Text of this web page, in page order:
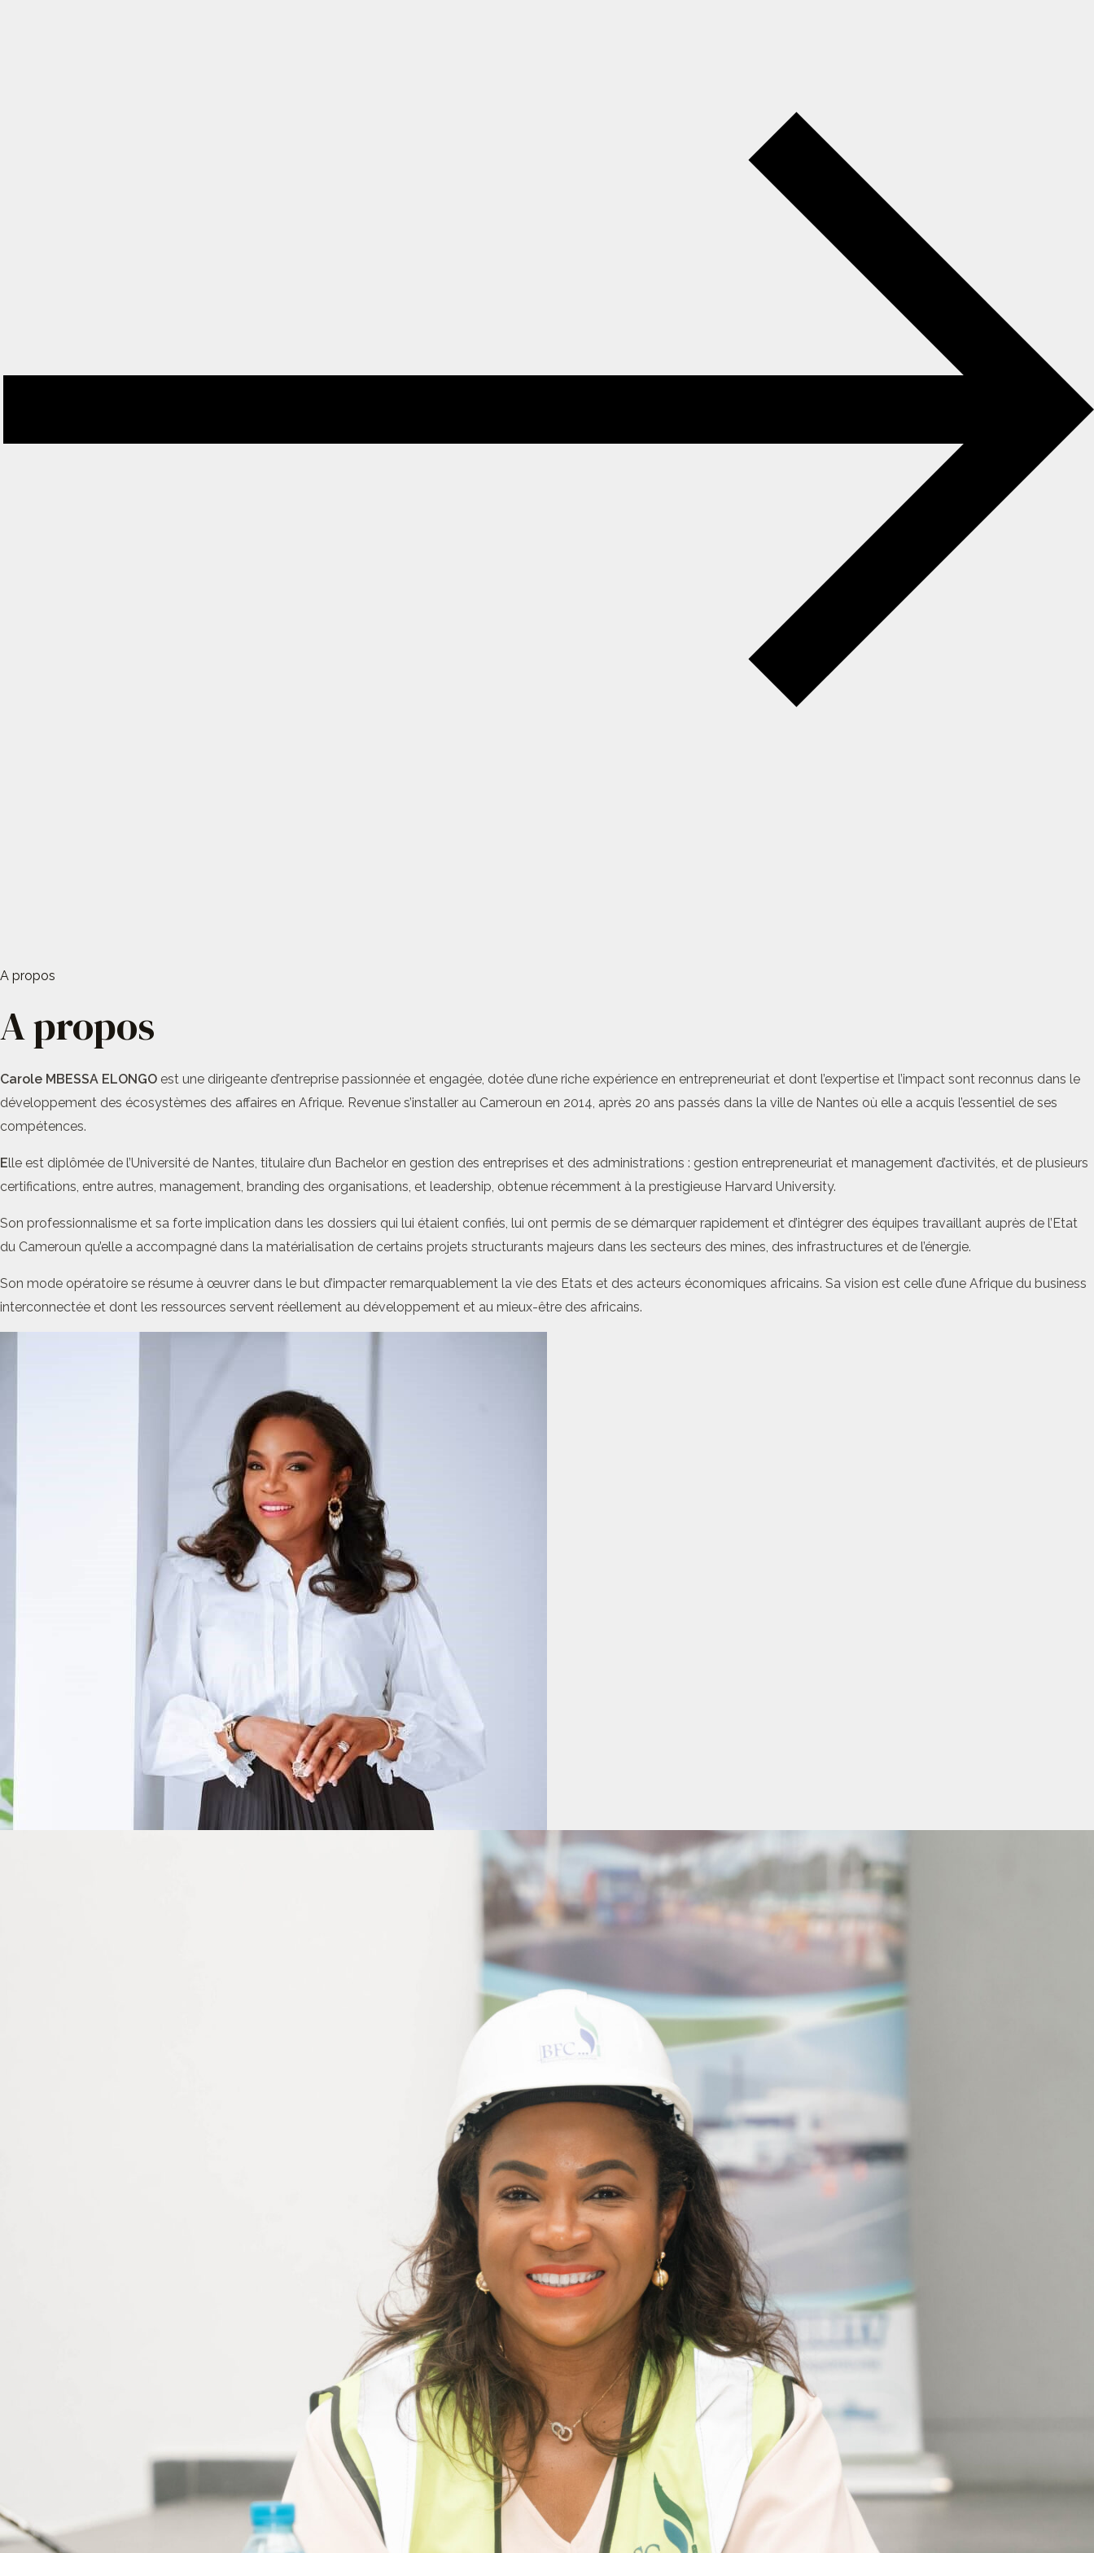
A propos
A propos
Carole MBESSA ELONGO est une dirigeante d’entreprise passionnée et engagée, dotée d’une riche expérience en entrepreneuriat et dont l’expertise et l’impact sont reconnus dans le
développement des écosystèmes des affaires en Afrique. Revenue s’installer au Cameroun en 2014, après 20 ans passés dans la ville de Nantes où elle a acquis l’essentiel de ses
compétences.
Elle est diplômée de l’Université de Nantes, titulaire d’un Bachelor en gestion des entreprises et des administrations : gestion entrepreneuriat et management d’activités, et de plusieurs
certifications, entre autres, management, branding des organisations, et leadership, obtenue récemment à la prestigieuse Harvard University.
Son professionnalisme et sa forte implication dans les dossiers qui lui étaient confiés, lui ont permis de se démarquer rapidement et d’intégrer des équipes travaillant auprès de l’Etat
du Cameroun qu’elle a accompagné dans la matérialisation de certains projets structurants majeurs dans les secteurs des mines, des infrastructures et de l’énergie.
Son mode opératoire se résume à œuvrer dans le but d’impacter remarquablement la vie des Etats et des acteurs économiques africains. Sa vision est celle d’une Afrique du business
interconnectée et dont les ressources servent réellement au développement et au mieux-être des africains.